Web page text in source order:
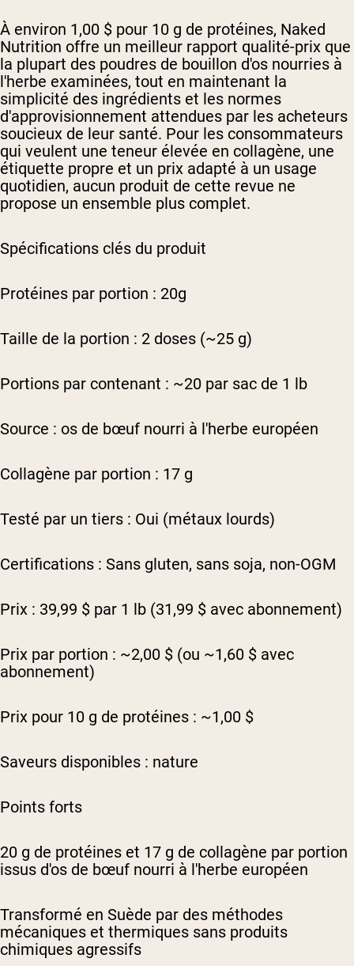
À environ 1,00 $ pour 10 g de protéines, Naked
Nutrition offre un meilleur rapport qualité-prix que
la plupart des poudres de bouillon d'os nourries à
l'herbe examinées, tout en maintenant la
simplicité des ingrédients et les normes
d'approvisionnement attendues par les acheteurs
soucieux de leur santé. Pour les consommateurs
qui veulent une teneur élevée en collagène, une
étiquette propre et un prix adapté à un usage
quotidien, aucun produit de cette revue ne
propose un ensemble plus complet.
Spécifications clés du produit
Protéines par portion : 20g
Taille de la portion : 2 doses (~25 g)
Portions par contenant : ~20 par sac de 1 lb
Source : os de bœuf nourri à l'herbe européen
Collagène par portion : 17 g
Testé par un tiers : Oui (métaux lourds)
Certifications : Sans gluten, sans soja, non-OGM
Prix : 39,99 $ par 1 lb (31,99 $ avec abonnement)
Prix par portion : ~2,00 $ (ou ~1,60 $ avec
abonnement)
Prix pour 10 g de protéines : ~1,00 $
Saveurs disponibles : nature
Points forts
20 g de protéines et 17 g de collagène par portion
issus d'os de bœuf nourri à l'herbe européen
Transformé en Suède par des méthodes
mécaniques et thermiques sans produits
chimiques agressifs